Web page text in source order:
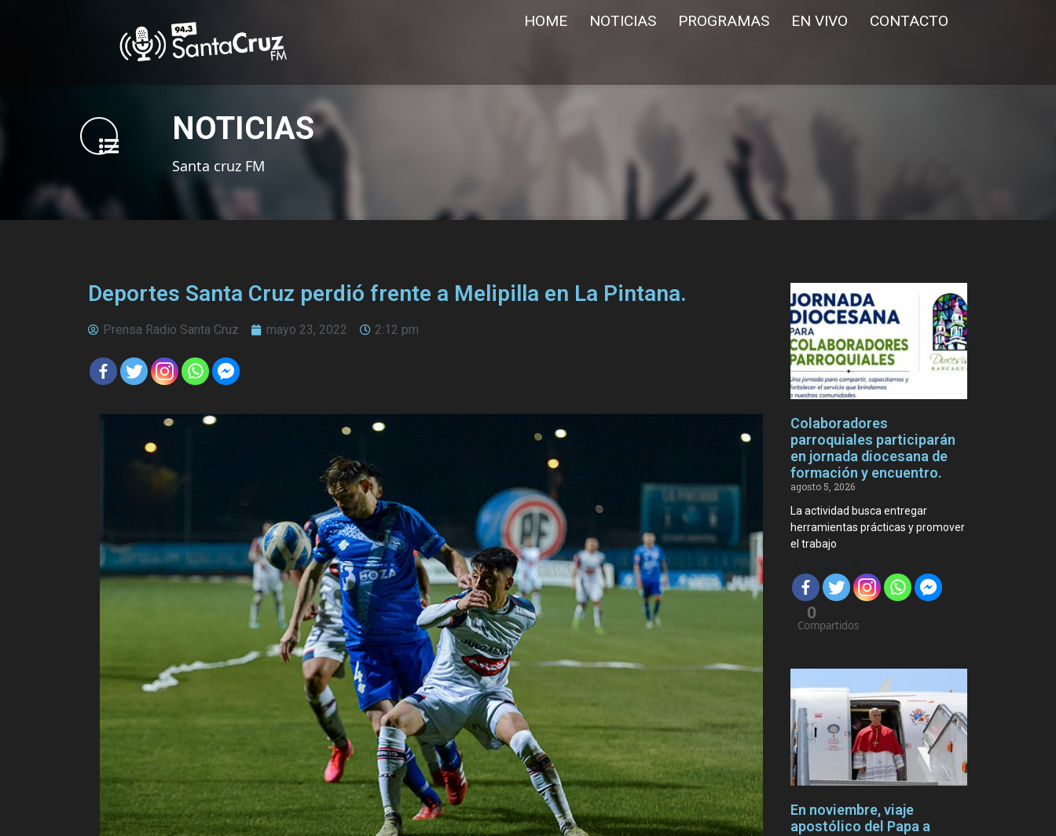
HOME NOTICIAS PROGRAMAS EN VIVO CONTACTO
NOTICIAS
Santa cruz FM
Deportes Santa Cruz perdió frente a Melipilla en La Pintana.
Prensa Radio Santa Cruz mayo 23, 2022 2:12 pm
Colaboradores
parroquiales participarán
en jornada diocesana de
formación y encuentro.
agosto 5, 2026
La actividad busca entregar
herramientas prácticas y promover
el trabajo
0
Compartidos
En noviembre, viaje
apostólico del Papa a